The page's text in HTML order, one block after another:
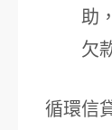
助
欠
循環信